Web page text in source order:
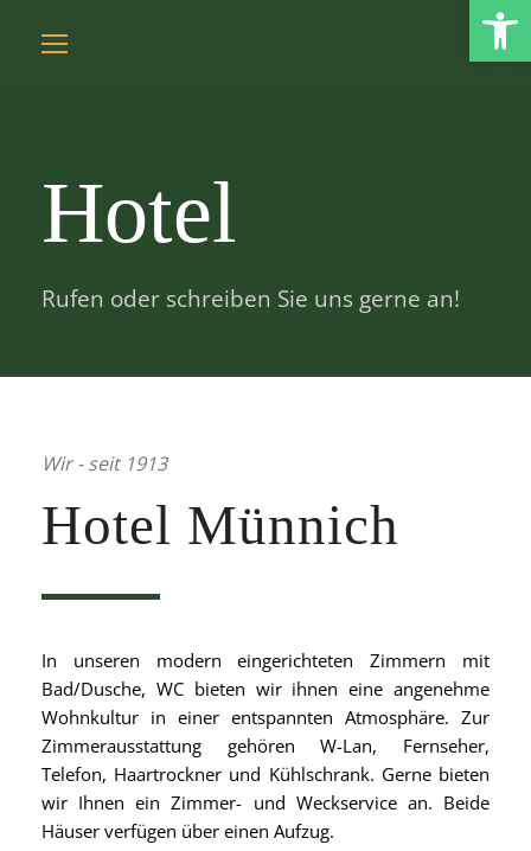
Hotel
Rufen oder schreiben Sie uns gerne an!
Wir - seit 1913
Hotel Münnich
In unseren modern eingerichteten Zimmern mit
Bad/Dusche, WC bieten wir ihnen eine angenehme
Wohnkultur in einer entspannten Atmosphäre. Zur
Zimmerausstattung gehören W-Lan, Fernseher,
Telefon, Haartrockner und Kühlschrank. Gerne bieten
wir Ihnen ein Zimmer- und Weckservice an. Beide
Häuser verfügen über einen Aufzug.